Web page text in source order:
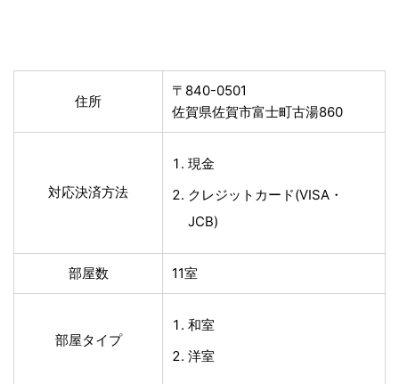
住所
〒840-0501
佐賀県佐賀市富士町古湯860
対応決済方法
現金
クレジットカード(VISA・
JCB)
部屋数 11室
部屋タイプ
和室
洋室